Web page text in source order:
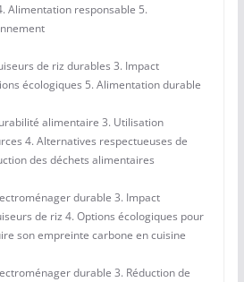
Alimentation responsable 5.
de riz durables 3. Impact
écologiques 5. Alimentation durable
alimentaire 3. Utilisation
4. Alternatives respectueuses de
des déchets alimentaires
durable 3. Impact
de riz 4. Options écologiques pour
son empreinte carbone en cuisine
durable 3. Réduction de